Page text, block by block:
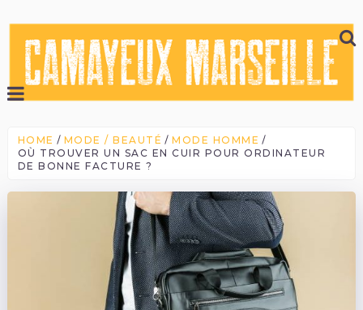
HOME MODE / BEAUTÉ
MODE HOMME
OÙ TROUVER UN SAC EN CUIR POUR ORDINATEUR
DE BONNE FACTURE ?